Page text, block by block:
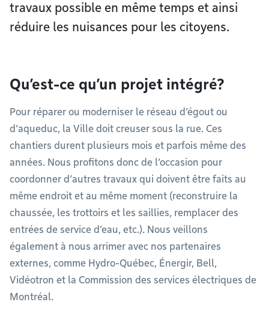
travaux possible en même temps et ainsi
réduire les nuisances pour les citoyens.
Qu’est-ce qu’un projet intégré?
Pour réparer ou moderniser le réseau d’égout ou
d’aqueduc, la Ville doit creuser sous la rue. Ces
chantiers durent plusieurs mois et parfois même des
années. Nous profitons donc de l’occasion pour
coordonner d’autres travaux qui doivent être faits au
même endroit et au même moment (reconstruire la
chaussée, les trottoirs et les saillies, remplacer des
entrées de service d’eau, etc.). Nous veillons
également à nous arrimer avec nos partenaires
externes, comme Hydro-Québec, Énergir, Bell,
Vidéotron et la Commission des services électriques de
Montréal.